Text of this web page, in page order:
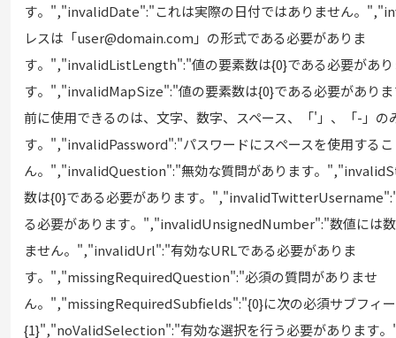
す⁠。","invalidDate":"これは実際の日付ではありません⁠。
レスは「⁠user@domain⁠.com⁠」の形式である必要がありま
す⁠。","invalidListLength":"値の要素数は{0}である必要があ
す⁠。","invalidMapSize":"値の要素数は{0}である必要があり
前に使用できるのは⁠、文字⁠、数字⁠、スペ⁠ース⁠、「⁠⁠'⁠⁠」⁠、「⁠-⁠」の
す⁠。","invalidPassword":"パスワ⁠ードにスペ⁠ースを使用する
ん⁠。","invalidQuestion":"無効な質問があります⁠。
数は{0}である必要があります⁠。
る必要があります⁠。","invalidUnsignedNumber":"数値には
ません⁠。","invalidUrl":"有効なURLである必要がありま
す⁠。","missingRequiredQuestion":"必須の質問がありませ
ん⁠。","missingRequiredSubfields":"{0}に次の必須サブフ⁠ィ⁠
{1}","noValidSelection":"有効な選択を行う必要があります⁠